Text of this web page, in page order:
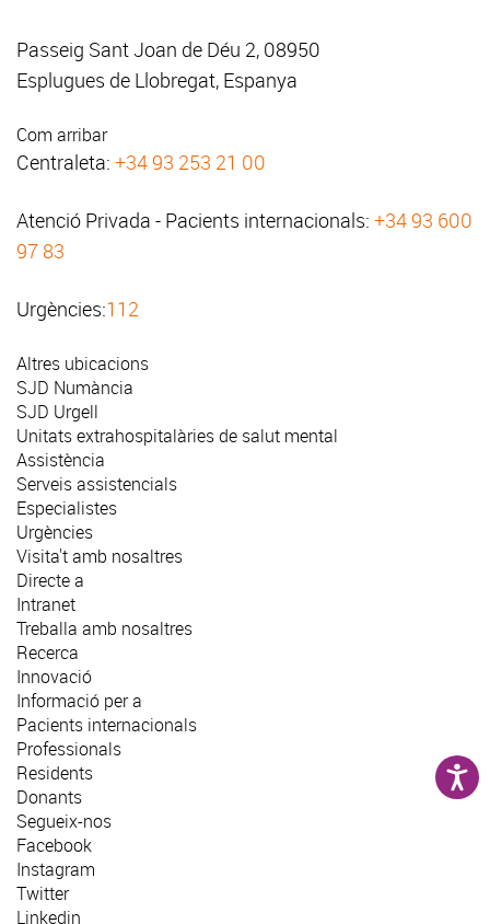
Passeig Sant Joan de Déu 2, 08950
Esplugues de Llobregat, Espanya
Com arribar
Centraleta: +34 93 253 21 00
Atenció Privada - Pacients internacionals: +34 93 600
97 83
Urgències:112
Altres ubicacions
SJD Numància
SJD Urgell
Unitats extrahospitalàries de salut mental
Assistència
Serveis assistencials
Especialistes
Urgències
Visita't amb nosaltres
Directe a
Intranet
Treballa amb nosaltres
Recerca
Innovació
Informació per a
Pacients internacionals
Professionals
Residents
Donants
Segueix-nos
Facebook
Instagram
Twitter
Linkedin